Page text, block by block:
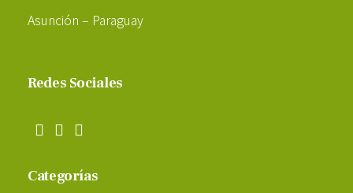
Asunción – Paraguay
Redes Sociales
Categorías